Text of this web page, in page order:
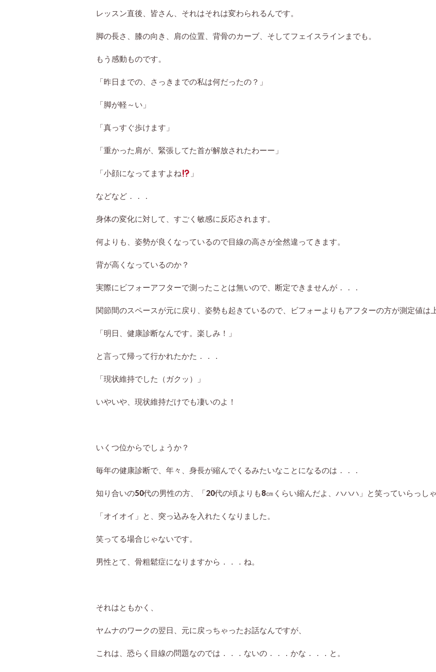
レッスン直後、皆さん、それはそれは変わられるんです。
脚の長さ、膝の向き、肩の位置、背骨のカーブ、そしてフェイスラインまでも。
もう感動ものです。
「昨日までの、さっきまでの私は何だったの？」
「脚が軽～い」
「真っすぐ歩けます」
「重かった肩が、緊張してた首が解放されたわーー」
「小顔になってますよね 」
などなど．．．
身体の変化に対して、すごく敏感に反応されます。
何よりも、姿勢が良くなっているので目線の高さが全然違ってきます。
背が高くなっているのか？
実際にビフォーアフターで測ったことは無いので、断定できませんが．．．
関節間のスペースが元に戻り、姿勢も起きているので、ビフォーよりもアフターの方が測定値は
「明日、健康診断なんです。楽しみ！」
と言って帰って行かれたかた．．．
「現状維持でした（ガクッ）」
いやいや、現状維持だけでも凄いのよ！
いくつ位からでしょうか？
毎年の健康診断で、年々、身長が縮んでくるみたいなことになるのは．．．
知り合いの50代の男性の方、「20代の頃よりも8㎝くらい縮んだよ、ハハハ」と笑っていらっし
「オイオイ」と、突っ込みを入れたくなりました。
笑ってる場合じゃないです。
男性とて、骨粗鬆症になりますから．．．ね。
それはともかく、
ヤムナのワークの翌日、元に戻っちゃったお話なんですが、
これは、恐らく目線の問題なのでは．．．ないの．．．かな．．．と。